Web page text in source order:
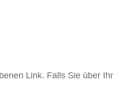
Link. Falls Sie über Ihr